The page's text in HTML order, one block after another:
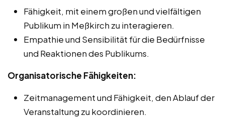
Fähigkeit, mit einem großen und vielfältigen
Publikum in Meßkirch zu interagieren.
Empathie und Sensibilität für die Bedürfnisse
und Reaktionen des Publikums.
Organisatorische Fähigkeiten:
Zeitmanagement und Fähigkeit, den Ablauf der
Veranstaltung zu koordinieren.